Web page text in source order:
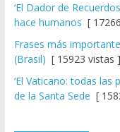
‘El Dador de
hace humanos [
Frases más
(Brasil) [ 15923 vistas ]
‘El Vaticano: todas las
de la Santa Sede [